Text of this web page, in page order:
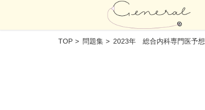
TOP 問題集 2023年 総合内科専門医予想